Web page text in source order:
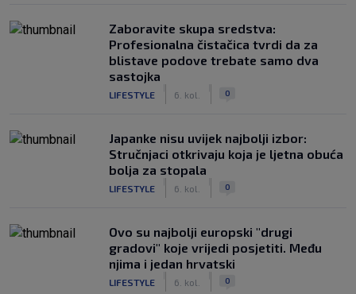
Zaboravite skupa sredstva:
Profesionalna čistačica tvrdi da za
blistave podove trebate samo dva
sastojka
LIFESTYLE 6. kol. 0
Japanke nisu uvijek najbolji izbor:
Stručnjaci otkrivaju koja je ljetna obuća
bolja za stopala
LIFESTYLE 6. kol. 0
Ovo su najbolji europski "drugi
gradovi" koje vrijedi posjetiti. Među
njima i jedan hrvatski
LIFESTYLE 6. kol. 0